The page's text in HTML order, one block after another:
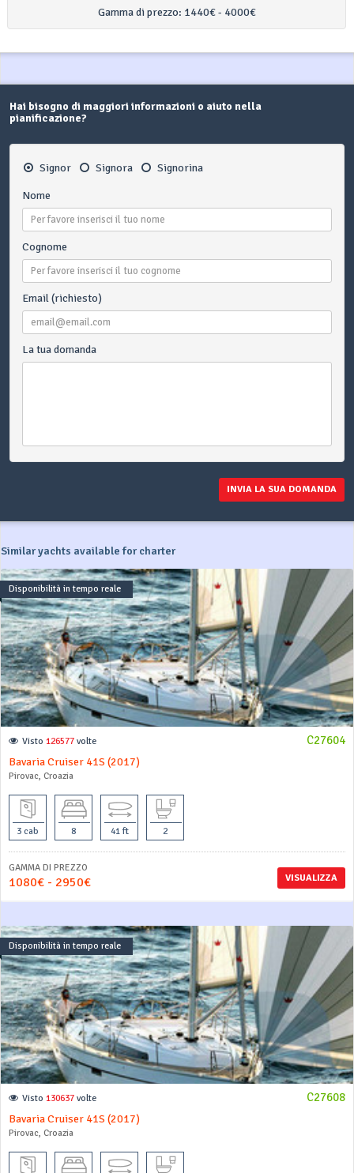
Gamma di prezzo: 1440€ - 4000€
Hai bisogno di maggiori informazioni o aiuto nella
pianificazione?
Signor Signora Signorina
Nome
Cognome
Email (richiesto)
La tua domanda
INVIA LA SUA DOMANDA
Similar yachts available for charter
Disponibilità in tempo reale
C27604
Visto 126577 volte
Bavaria Cruiser 41S (2017)
Pirovac, Croazia
3 cab 8 41 ft 2
VISUALIZZA
GAMMA DI PREZZO
1080€ - 2950€
Disponibilità in tempo reale
C27608
Visto 130637 volte
Bavaria Cruiser 41S (2017)
Pirovac, Croazia